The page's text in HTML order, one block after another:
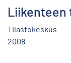
Liikenteen
Tilastokeskus
2008